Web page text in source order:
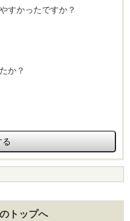
すかったですか？
か？
トップへ